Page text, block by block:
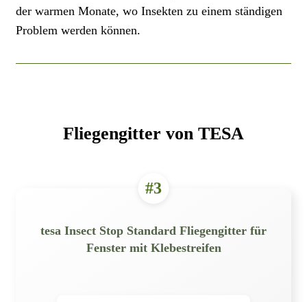
der warmen Monate, wo Insekten zu einem ständigen
Problem werden können.
Fliegengitter von TESA
#3
tesa Insect Stop Standard Fliegengitter für
Fenster mit Klebestreifen